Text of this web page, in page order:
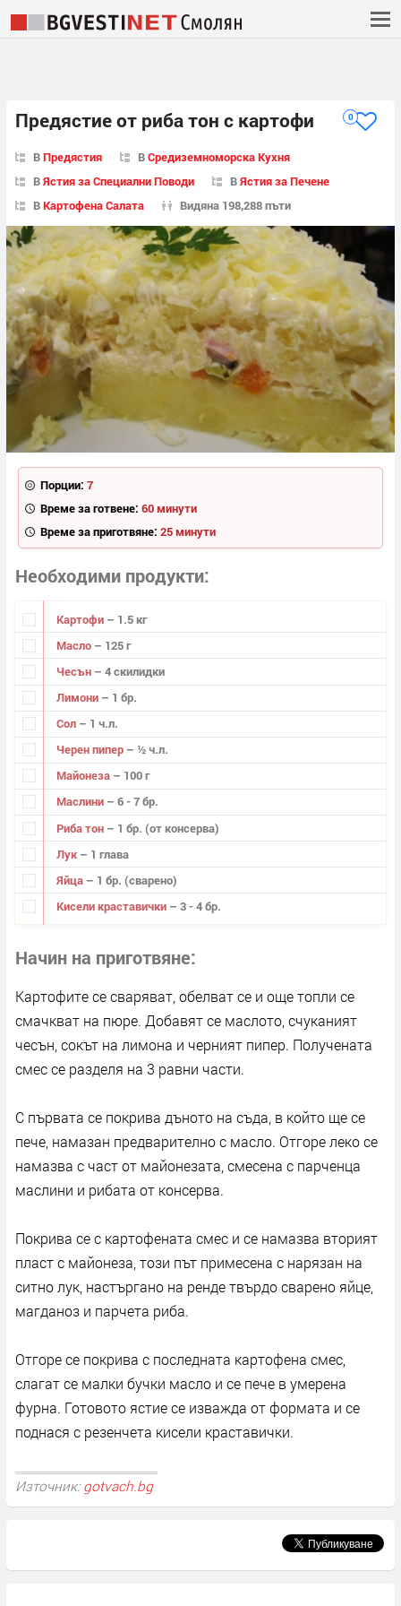
Предястие от риба тон с картофи 0
ВПредястия ВСредиземноморска Кухня
ВЯстия за Специални Поводи ВЯстия за Печене
ВКартофена Салата Видяна 198,288 пъти
Порции: 7
Време за готвене: 60 минути
Време за приготвяне: 25 минути
Необходими продукти
Картофи – 1.5 кг
Масло – 125 г
Чесън – 4 скилидки
Лимони – 1 бр.
Сол – 1 ч.л.
Черен пипер – ½ ч.л.
Майонеза – 100 г
Маслини – 6 - 7 бр.
Риба тон – 1 бр. (от консерва)
Лук – 1 глава
Яйца – 1 бр. (сварено)
Кисели краставички – 3 - 4 бр.
Начин на приготвяне
Картофите се сваряват, обелват се и още топли се
смачкват на пюре. Добавят се маслото, счуканият
чесън, сокът на лимона и черният пипер. Получената
смес се разделя на 3 равни части.
С първата се покрива дъното на съда, в който ще се
пече, намазан предварително с масло. Отгоре леко се
намазва с част от майонезата, смесена с парченца
маслини и рибата от консерва.
Покрива се с картофената смес и се намазва вторият
пласт с майонеза, този път примесена с нарязан на
ситно лук, настъргано на ренде твърдо сварено яйце,
магданоз и парчета риба.
Отгоре се покрива с последната картофена смес,
слагат се малки бучки масло и се пече в умерена
фурна. Готовото ястие се изважда от формата и се
поднася с резенчета кисели краставички.
Източник: gotvach.bg